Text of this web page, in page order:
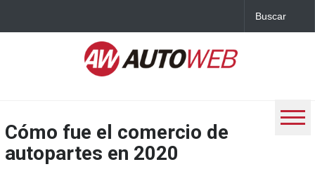
Cómo fue el comercio de
autopartes en 2020